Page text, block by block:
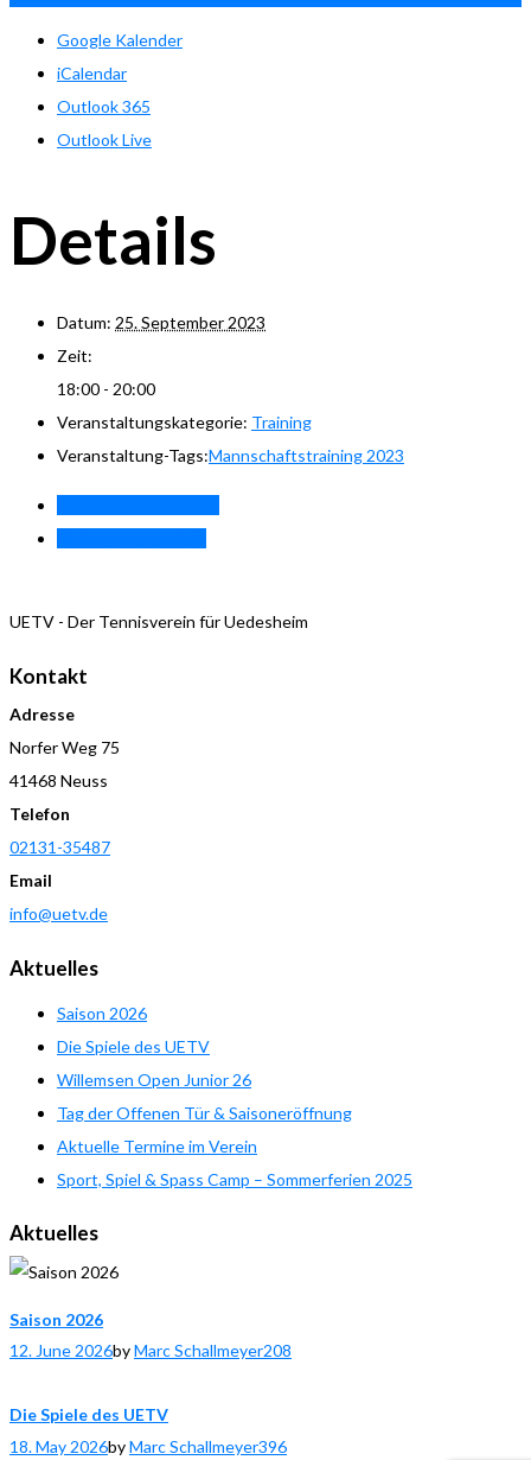
Google Kalender
iCalendar
Outlook 365
Outlook Live
Details
Datum: 25. September 2023
Zeit:
18:00 - 20:00
Veranstaltungskategorie: Training
Veranstaltung-Tags:Mannschaftstraining 2023
UETV - Der Tennisverein für Uedesheim
Kontakt
Adresse
Norfer Weg 75
41468 Neuss
Telefon
02131-35487
Email
info@uetv.de
Aktuelles
Saison 2026
Die Spiele des UETV
Willemsen Open Junior 26
Tag der Offenen Tür & Saisoneröffnung
Aktuelle Termine im Verein
Sport, Spiel & Spass Camp – Sommerferien 2025
Aktuelles
Saison 2026
12. June 2026byMarc Schallmeyer208
Die Spiele des UETV
18. May 2026byMarc Schallmeyer396